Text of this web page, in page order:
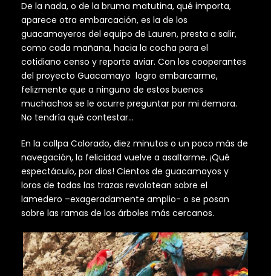
De la nada, o de la bruma matutina, qué importa,
aparece otra embarcación, es la de los
guacamayeros del equipo de Lauren, presta a salir,
como cada mañana, hacia la cocha para el
cotidiano censo y reporte aviar. Con los cooperantes
del proyecto Guacamayo logro embarcarme,
felizmente que a ninguno de estos buenos
muchachos se le ocurre preguntar por mi demora.
No tendría qué contestar…
En la collpa Colorado, diez minutos o un poco más de
navegación, la felicidad vuelve a asaltarme. ¡Qué
espectáculo, por dios! Cientos de guacamayos y
loros de todas las trazas revolotean sobre el
lamedero –exageradamente amplio- o se posan
sobre las ramas de los árboles más cercanos.